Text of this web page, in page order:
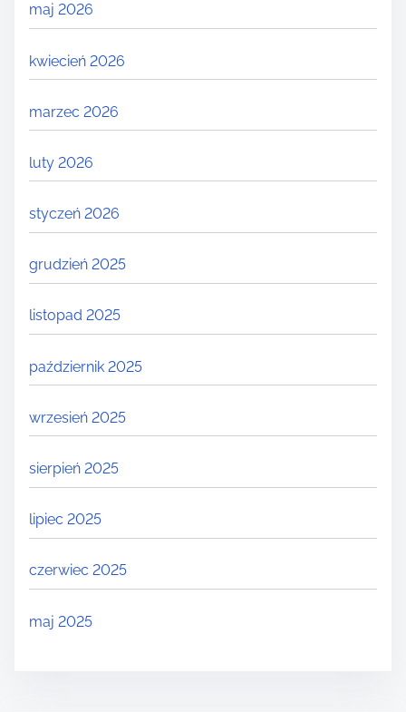
maj 2026
kwiecień 2026
marzec 2026
luty 2026
styczeń 2026
grudzień 2025
listopad 2025
październik 2025
wrzesień 2025
sierpień 2025
lipiec 2025
czerwiec 2025
maj 2025